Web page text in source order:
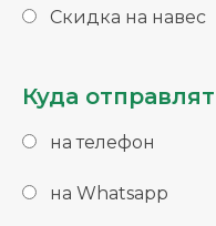
Скидка на навес
Куда
на телефон
на Whatsapp